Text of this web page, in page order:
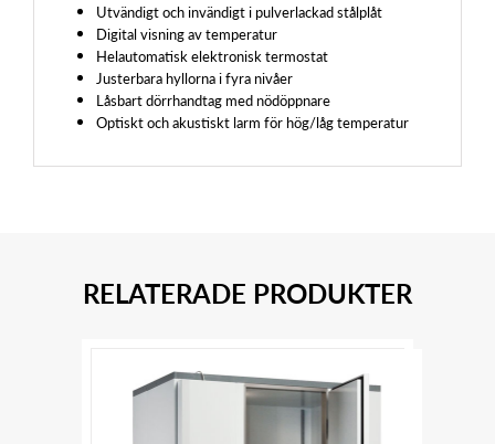
Utvändigt och invändigt i pulverlackad stålplåt
Digital visning av temperatur
Helautomatisk elektronisk termostat
Justerbara hyllorna i fyra nivåer
Låsbart dörrhandtag med nödöppnare
Optiskt och akustiskt larm för hög/låg temperatur
RELATERADE PRODUKTER